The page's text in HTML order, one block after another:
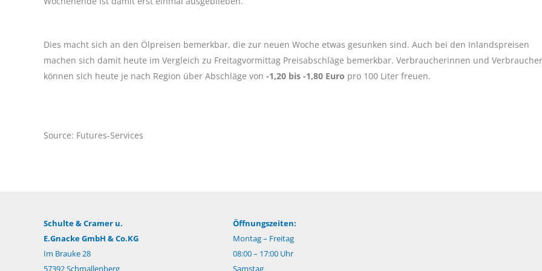
Dies macht sich an den Ölpreisen bemerkbar, die zur neuen Woche etwas gesunken sind. Auch bei den Inlandspreisen
machen sich damit heute im Vergleich zu Freitagvormittag Preisabschläge bemerkbar. Verbraucherinnen und Verbraucher
können sich heute je nach Region über Abschläge von -1,20 bis -1,80 Euro pro 100 Liter freuen.
Source: Futures-Services
Schulte & Cramer u.
E.Gnacke GmbH & Co.KG
Im Brauke 28
57392 Schmallenberg
Öffnungszeiten:
Montag – Freitag
08:00 – 17:00 Uhr
Samstag